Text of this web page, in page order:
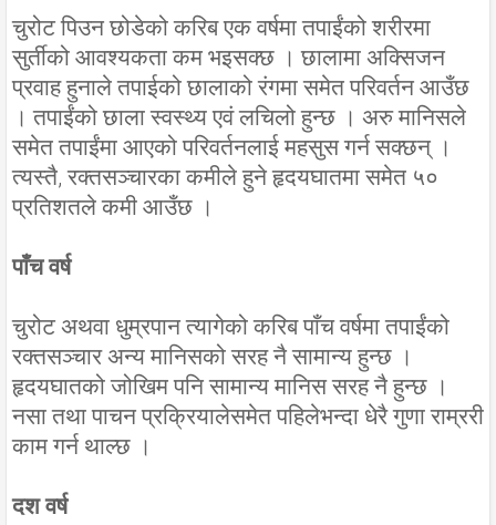
चुरोट पिउन छोडेको करिब एक वर्षमा तपाईंको शरीरमा
सुर्तीको आवश्यकता कम भइसक्छ । छालामा अक्सिजन
प्रवाह हुनाले तपाईको छालाको रंगमा समेत परिवर्तन आउँछ
। तपाईंको छाला स्वस्थ्य एवं लचिलो हुन्छ । अरु मानिसले
समेत तपाईंमा आएको परिवर्तनलाई महसुस गर्न सक्छन् ।
त्यस्तै, रक्तसञ्चारका कमीले हुने हृदयघातमा समेत ५०
प्रतिशतले कमी आउँछ ।
पाँच वर्ष
चुरोट अथवा धुम्रपान त्यागेको करिब पाँच वर्षमा तपाईंको
रक्तसञ्चार अन्य मानिसको सरह नै सामान्य हुन्छ ।
हृदयघातको जोखिम पनि सामान्य मानिस सरह नै हुन्छ ।
नसा तथा पाचन प्रक्रियालेसमेत पहिलेभन्दा धेरै गुणा राम्ररी
काम गर्न थाल्छ ।
दश वर्ष